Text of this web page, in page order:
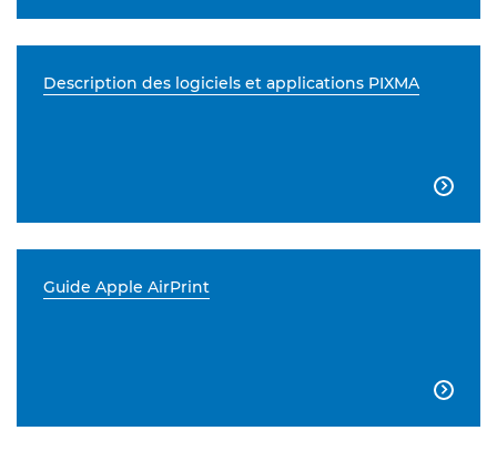
Description des logiciels et applications PIXMA

Guide Apple AirPrint
